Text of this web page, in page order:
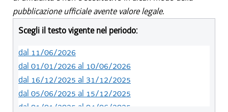
pubblicazione ufficiale avente valore legale.
Scegli il testo vigente nel periodo:
dal 11/06/2026
dal 01/01/2026 al 10/06/2026
dal 16/12/2025 al 31/12/2025
dal 05/06/2025 al 15/12/2025
dal 01/01/2025 al 04/06/2025